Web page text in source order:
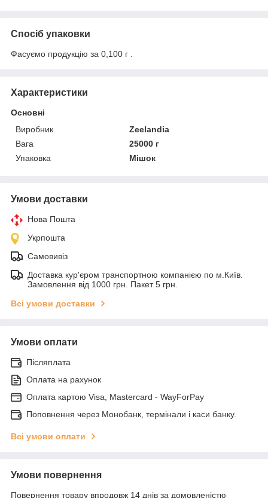
Спосіб упаковки
Фасуємо продукцію за 0,100 г .
Характеристики
Основні
Виробник
Zeelandia
Вага
25000 г
Упаковка
Мішок
Умови доставки
Нова Пошта
Укрпошта
Самовивіз
Доставка кур'єром транспортною компанією по м.Київ.
Замовлення від 1000 грн. Пакет 5 грн.
Всі умови доставки
Умови оплати
Післяплата
Оплата на рахунок
Оплата картою Visa, Mastercard - WayForPay
Поповнення через Монобанк, термінали і каси банку.
Всі умови оплати
Умови повернення
Повернення товару впродовж 14 днів за домовленістю